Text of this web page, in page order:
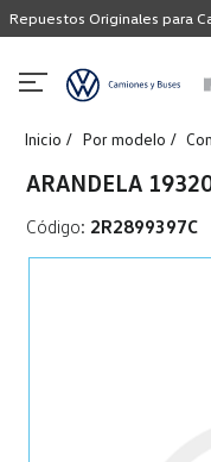
Repuestos Originales para
Inicio Por modelo
ARANDELA
Código: 2R2899397C